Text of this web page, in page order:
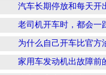
汽车长期停放和每天开
老司机开车时，都会一
为什么自己开车比官方
家用车发动机出故障前